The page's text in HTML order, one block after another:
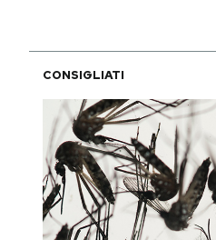
CONSIGLIATI